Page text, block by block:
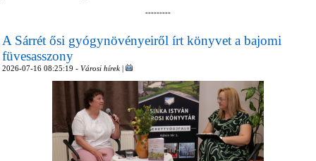
---------
A Sárrét ősi gyógynövényeiről írt könyvet a bajomi
füvesasszony
2026-07-16 08:25:19 - Városi hírek |